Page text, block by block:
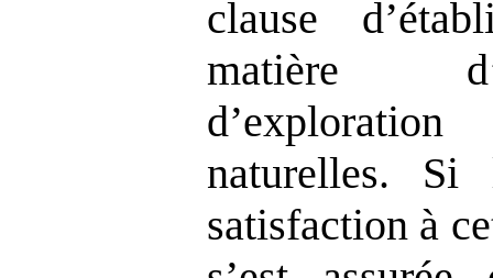
clause
matière
naturelles.
satisfaction à